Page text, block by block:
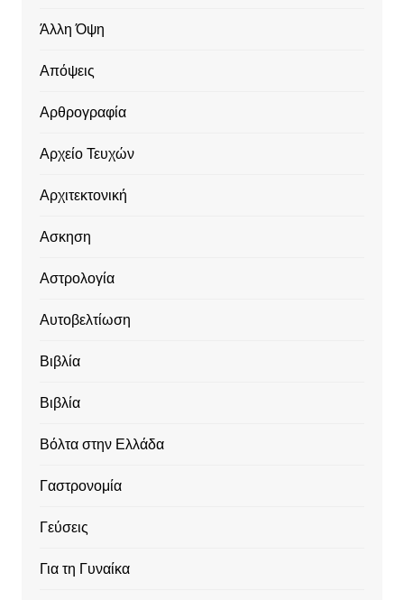
Άλλη Όψη
Απόψεις
Αρθρογραφία
Αρχείο Τευχών
Αρχιτεκτονική
Ασκηση
Αστρολογία
Αυτοβελτίωση
Βιβλία
Βιβλία
Βόλτα στην Ελλάδα
Γαστρονομία
Γεύσεις
Για τη Γυναίκα